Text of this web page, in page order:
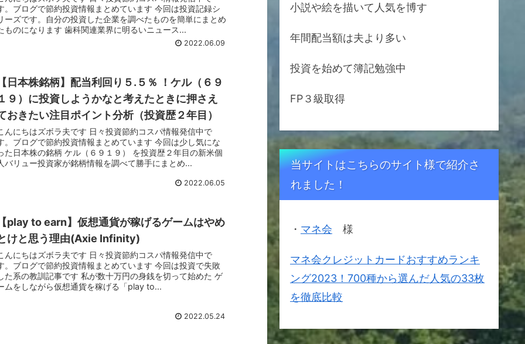
。ブログで節約投資情報まとめています 今回は投資記録シ
ーズです。自分の投資した企業を調べたものを簡単にまとめ
ものになります 歯科関連業界に明るいニュース...
2022.06.09
日本株銘柄】配当利回り５.５％ ！ケル（６９
９）に投資しようかなと考えたときに押さえ
おきたい注目ポイント分析（投資歴２年目）
んにちはズボラ夫です 日々投資節約コスパ情報発信中で
。ブログで節約投資情報まとめています 今回は少し気にな
た日本株の銘柄 ケル（６９１９） を投資歴２年目の新米個
バリュー投資家が銘柄情報を調べて勝手にまとめ...
2022.06.05
play to earn】仮想通貨が稼げるゲームはやめ
けと思う理由(Axie Infinity)
んにちはズボラ夫です 日々投資節約コスパ情報発信中で
。ブログで節約投資情報まとめています 今回は投資で失敗
た系の教訓記事です 私が数十万円の身銭を切って始めた ゲ
ムをしながら仮想通貨を稼げる「play to...
2022.05.24
小説や絵を描いて人気を博す
年間配当額は夫より多い
投資を始めて簿記勉強中
FP３級取得
当サイトはこちらのサイト様で紹介さ
れました！
・ マネ会 様
マネ会クレジットカードおすすめランキ
ング2023！700種から選んだ人気の33枚
を徹底比較